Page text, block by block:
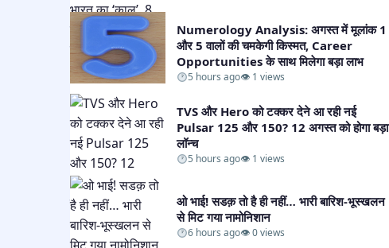
Numerology Analysis: अगस्त में मूलांक 1
और 5 वालों की चमकेगी किस्मत, Career
Opportunities के साथ मिलेगा बड़ा लाभ​
5 hours ago👁 1 views
TVS और Hero को टक्कर देने आ रही नई
Pulsar 125 और 150? 12 अगस्त को होगा बड़ा
लॉन्च​
5 hours ago👁 1 views
ओ भाई! सडक़ तो है ही नहीं… भारी बारिश-भूस्खलन
से मिट गया नामोनिशान
6 hours ago👁 0 views